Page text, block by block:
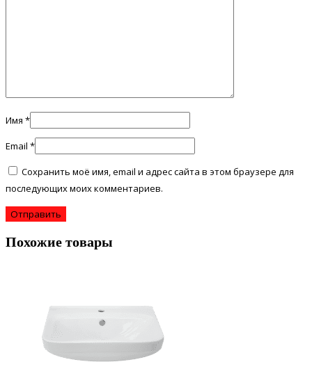
Имя *
Email *
Сохранить моё имя, email и адрес сайта в этом браузере для
последующих моих комментариев.
Похожие товары